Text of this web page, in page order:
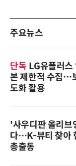
주요뉴스
단독 LG유플러스
본 제한적 수집…
도화 활용
'사우디판 올리브
다…K-뷰티 찾아
총출동